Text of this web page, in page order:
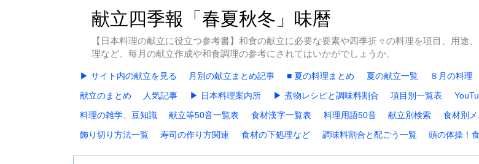
献立四季報「春夏秋冬」味暦
【日本料理の献立に役立つ参考書】和食の献立に必要な要素や四季折々の料理を項目、用途
理など、毎月の献立作成や和食調理の参考にされてはいかがでしょうか。
▶ サイト内の献立を見る 月別の献立まとめ記事 ■ 夏の料理まとめ 夏の献立一覧 ８月の料理
献立のまとめ
人気記事 ▶ 日本料理案内所 ▶ 煮物レシピと調味料割合 項目別一覧表
料理の雑学、豆知識
献立等50音一覧表 食材漢字一覧表 料理用語50音 献立別検索 食材別
飾り切り方法一覧
寿司の作り方関連 食材の下処理など 調味料割合と配ごう一覧 頭の体操！